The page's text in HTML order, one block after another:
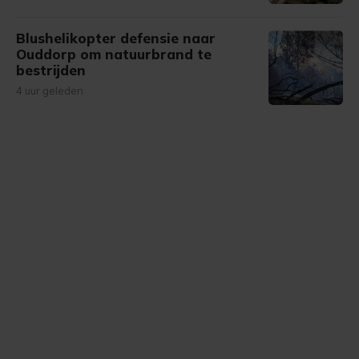
Blushelikopter defensie naar
Ouddorp om natuurbrand te
bestrijden
4 uur geleden